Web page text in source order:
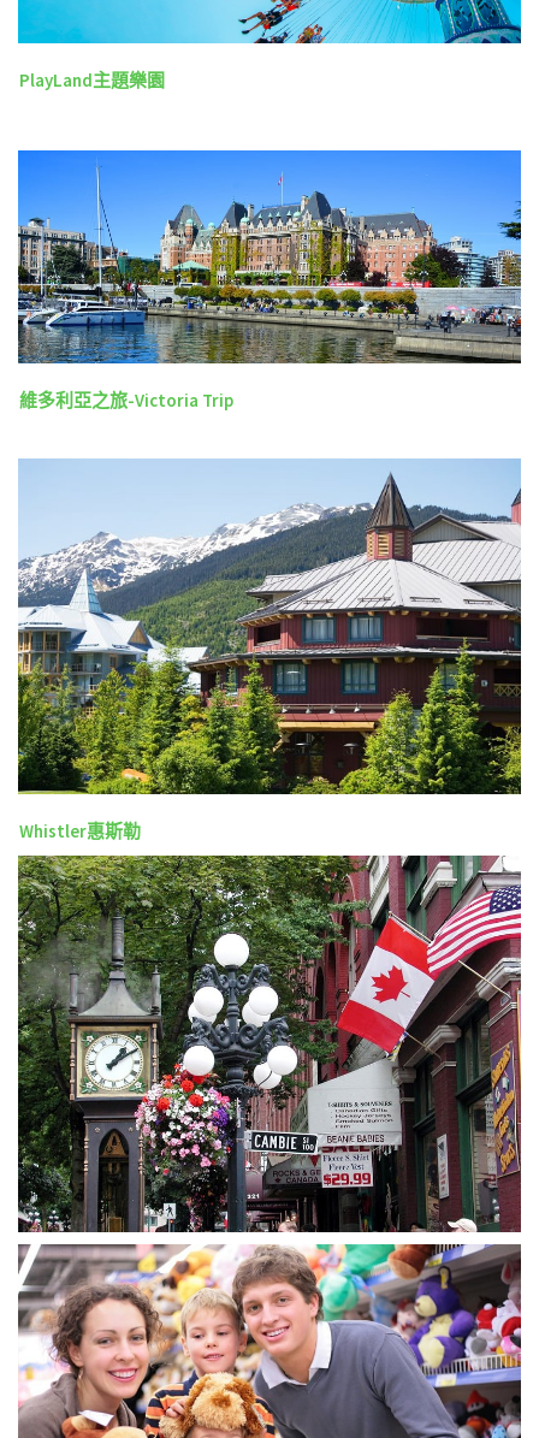
PlayLand主題樂園
維多利亞之旅-Victoria Trip
Whistler惠斯勒